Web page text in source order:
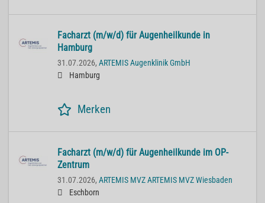
Facharzt (m/w/d) für Augenheilkunde in
Hamburg
31.07.2026, ARTEMIS Augenklinik GmbH
Hamburg
Merken
Facharzt (m/w/d) für Augenheilkunde im OP-
Zentrum
31.07.2026, ARTEMIS MVZ ARTEMIS MVZ Wiesbaden
Eschborn